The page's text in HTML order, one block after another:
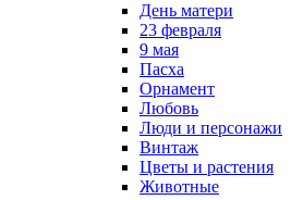
День матери
23 февраля
9 мая
Пасха
Орнамент
Любовь
Люди и персонажи
Винтаж
Цветы и растения
Животные